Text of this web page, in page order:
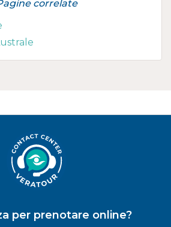
correlate
per prenotare online?